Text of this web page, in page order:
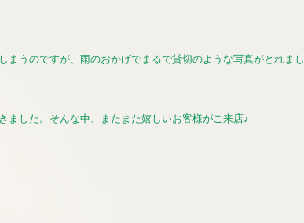
まうのですが、雨のおかげでまるで貸切のような写真がとれまし
ました。そんな中、またまた嬉しいお客様がご来店♪